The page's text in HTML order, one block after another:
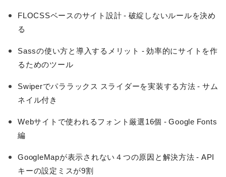
FLOCSSベースのサイト設計 - 破綻しないルールを決め
る
Sassの使い方と導入するメリット - 効率的にサイトを作
るためのツール
Swiperでパララックス スライダーを実装する方法 - サム
ネイル付き
Webサイトで使われるフォント厳選16個 - Google Fonts
編
GoogleMapが表示されない４つの原因と解決方法 - API
キーの設定ミスが9割